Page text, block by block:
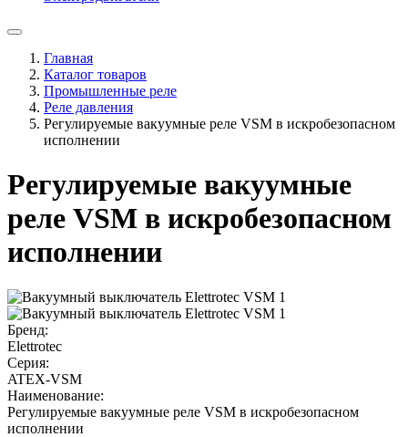
Главная
Каталог товаров
Промышленные реле
Реле давления
Регулируемые вакуумные реле VSM в искробезопасном
исполнении
Регулируемые вакуумные
реле VSM в искробезопасном
исполнении
Бренд:
Elettrotec
Серия:
ATEX-VSM
Наименование:
Регулируемые вакуумные реле VSM в искробезопасном
исполнении